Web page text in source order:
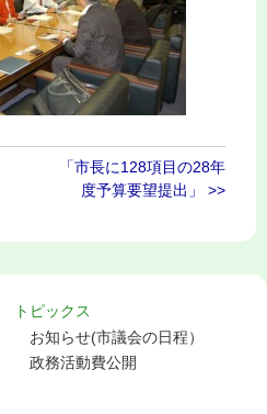
「市長に128項目の28年
度予算要望提出」 >>
トピックス
お知らせ(市議会の日程）
政務活動費公開